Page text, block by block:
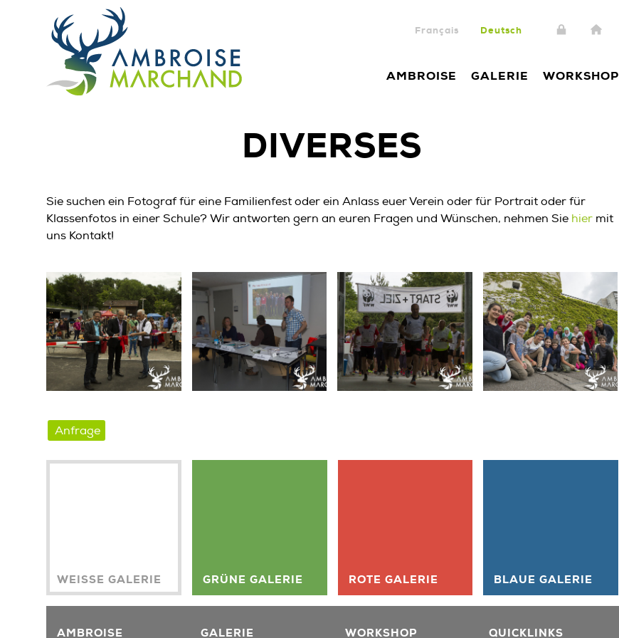
Français Deutsch
AMBROISE GALERIE WORKSHOP
DIVERSES
Sie suchen ein Fotograf für eine Familienfest oder ein Anlass euer Verein oder für Portrait oder für
Klassenfotos in einer Schule? Wir antworten gern an euren Fragen und Wünschen, nehmen Sie hier mit
uns Kontakt!
Anfrage
WEISSE GALERIE GRÜNE GALERIE ROTE GALERIE BLAUE GALERIE
AMBROISE GALERIE WORKSHOP QUICKLINKS